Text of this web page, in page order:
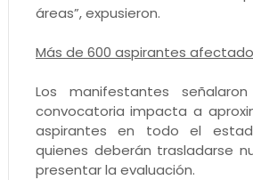
áreas”, expusieron.
Más de 600 aspirantes
Los manifestantes
convocatoria impacta a
aspirantes en todo el
quienes deberán trasladarse
presentar la evaluación.